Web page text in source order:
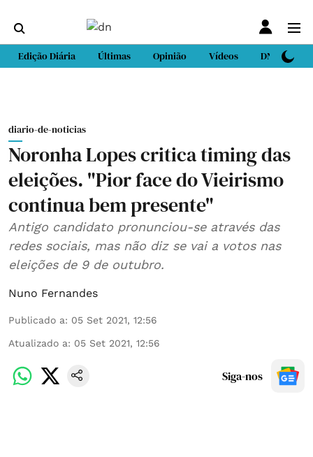
Edição Diária Últimas Opinião Vídeos DN Sport
diario-de-noticias
Noronha Lopes critica timing das
eleições. "Pior face do Vieirismo
continua bem presente"
Antigo candidato pronunciou-se através das
redes sociais, mas não diz se vai a votos nas
eleições de 9 de outubro.
Nuno Fernandes
Publicado a: 05 Set 2021, 12:56
Atualizado a: 05 Set 2021, 12:56
Siga-nos